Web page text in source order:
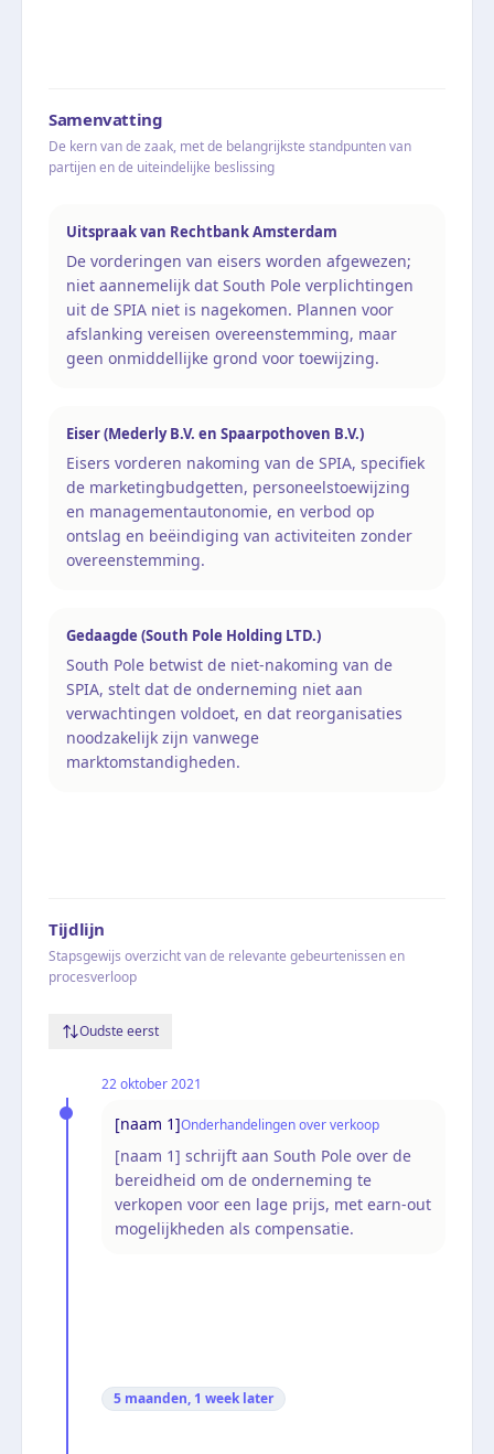
Samenvatting
De kern van de zaak, met de belangrijkste standpunten van
partijen en de uiteindelijke beslissing
Uitspraak van Rechtbank Amsterdam
De vorderingen van eisers worden afgewezen;
niet aannemelijk dat South Pole verplichtingen
uit de SPIA niet is nagekomen. Plannen voor
afslanking vereisen overeenstemming, maar
geen onmiddellijke grond voor toewijzing.
Eiser (Mederly B.V. en Spaarpothoven B.V.)
Eisers vorderen nakoming van de SPIA, specifiek
de marketingbudgetten, personeelstoewijzing
en managementautonomie, en verbod op
ontslag en beëindiging van activiteiten zonder
overeenstemming.
Gedaagde (South Pole Holding LTD.)
South Pole betwist de niet-nakoming van de
SPIA, stelt dat de onderneming niet aan
verwachtingen voldoet, en dat reorganisaties
noodzakelijk zijn vanwege
marktomstandigheden.
Tijdlijn
Stapsgewijs overzicht van de relevante gebeurtenissen en
procesverloop
Oudste eerst
22 oktober 2021
[naam 1]Onderhandelingen over verkoop
[naam 1] schrijft aan South Pole over de
bereidheid om de onderneming te
verkopen voor een lage prijs, met earn-out
mogelijkheden als compensatie.
5 maanden, 1 week later